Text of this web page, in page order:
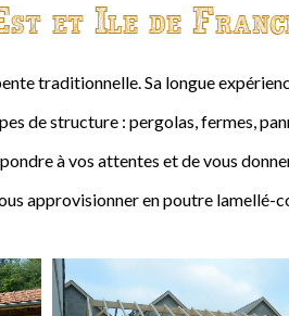
et Ile de
traditionnelle. Sa longue
de structure : pergolas, fermes,
à vos attentes et de vous
approvisionner en poutre lamellé-